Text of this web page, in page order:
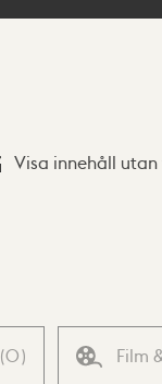
Visa innehåll
(0) Film